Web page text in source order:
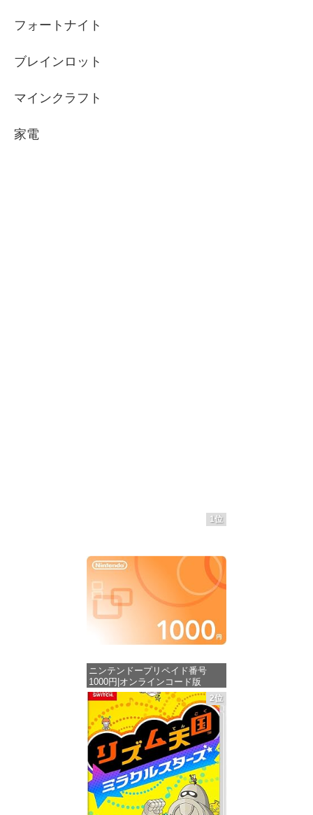
フォートナイト
ブレインロット
マインクラフト
家電
1位
ニンテンドープリペイド番号
1000円|オンラインコード版
価格：¥1,000
2位